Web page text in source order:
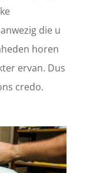
die u
horen
ervan. Dus
credo.